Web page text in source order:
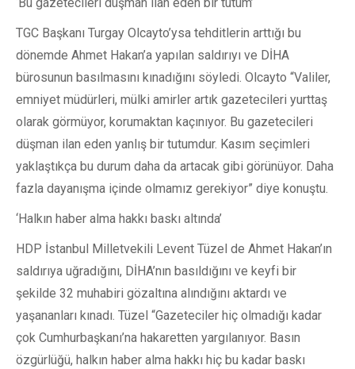
TGC Başkanı Turgay Olcayto’ysa tehditlerin arttığı bu
dönemde Ahmet Hakan’a yapılan saldırıyı ve DİHA
bürosunun basılmasını kınadığını söyledi. Olcayto “Valiler,
emniyet müdürleri, mülki amirler artık gazetecileri yurttaş
olarak görmüyor, korumaktan kaçınıyor. Bu gazetecileri
düşman ilan eden yanlış bir tutumdur. Kasım seçimleri
yaklaştıkça bu durum daha da artacak gibi görünüyor. Daha
fazla dayanışma içinde olmamız gerekiyor” diye konuştu.
‘Halkın haber alma hakkı baskı altında’
HDP İstanbul Milletvekili Levent Tüzel de Ahmet Hakan’ın
saldırıya uğradığını, DİHA’nın basıldığını ve keyfi bir
şekilde 32 muhabiri gözaltına alındığını aktardı ve
yaşananları kınadı. Tüzel “Gazeteciler hiç olmadığı kadar
çok Cumhurbaşkanı’na hakaretten yargılanıyor. Basın
özgürlüğü, halkın haber alma hakkı hiç bu kadar baskı